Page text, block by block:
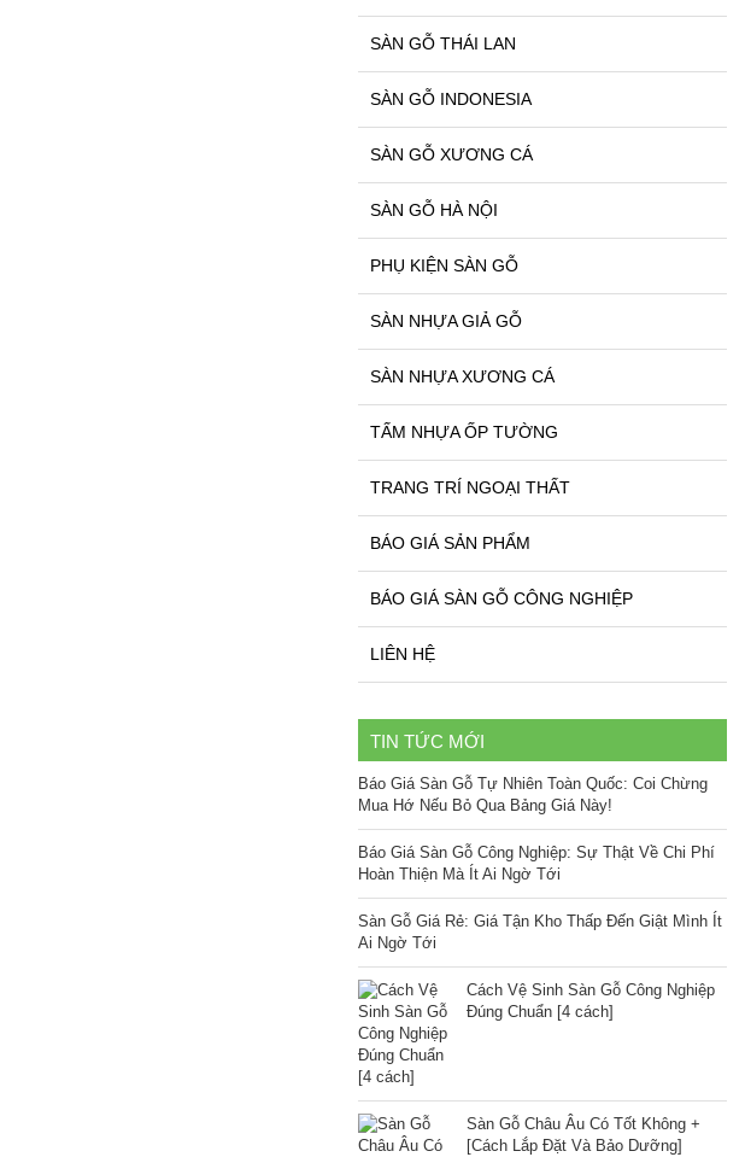
SÀN GỖ THÁI LAN
SÀN GỖ INDONESIA
SÀN GỖ XƯƠNG CÁ
SÀN GỖ HÀ NỘI
PHỤ KIỆN SÀN GỖ
SÀN NHỰA GIẢ GỖ
SÀN NHỰA XƯƠNG CÁ
TẤM NHỰA ỐP TƯỜNG
TRANG TRÍ NGOẠI THẤT
BÁO GIÁ SẢN PHẨM
BÁO GIÁ SÀN GỖ CÔNG NGHIỆP
LIÊN HỆ
TIN TỨC MỚI
Báo Giá Sàn Gỗ Tự Nhiên Toàn Quốc: Coi Chừng
Mua Hớ Nếu Bỏ Qua Bảng Giá Này!
Báo Giá Sàn Gỗ Công Nghiệp: Sự Thật Về Chi Phí
Hoàn Thiện Mà Ít Ai Ngờ Tới
Sàn Gỗ Giá Rẻ: Giá Tận Kho Thấp Đến Giật Mình Ít
Ai Ngờ Tới
Cách Vệ Sinh Sàn Gỗ Công Nghiệp
Đúng Chuẩn [4 cách]
Sàn Gỗ Châu Âu Có Tốt Không +
[Cách Lắp Đặt Và Bảo Dưỡng]